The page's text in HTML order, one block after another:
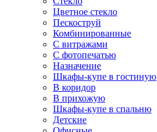
Цветное стекло
Пескоструй
Комбинированные
С витражами
С фотопечатью
Назначение
Шкафы-купе в гостиную
В коридор
В прихожую
Шкафы-купе в спальню
Детские